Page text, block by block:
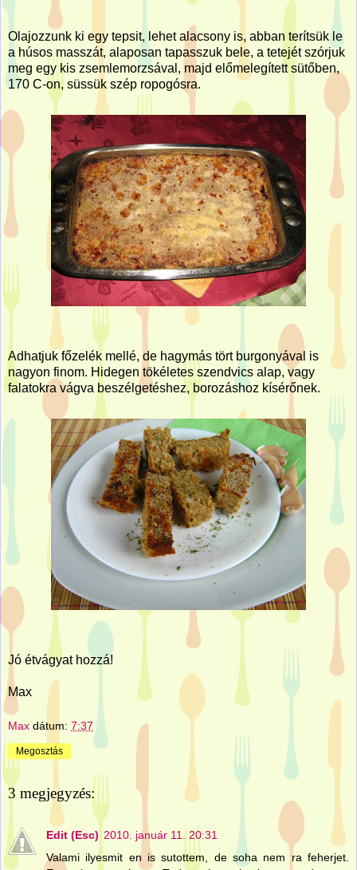
Olajozzunk ki egy tepsit, lehet alacsony is, abban terítsük le
a húsos masszát, alaposan tapasszuk bele, a tetejét szórjuk
meg egy kis zsemlemorzsával, majd előmelegített sütőben,
170 C-on, süssük szép ropogósra.
Adhatjuk főzelék mellé, de hagymás tört burgonyával is
nagyon finom. Hidegen tökéletes szendvics alap, vagy
falatokra vágva beszélgetéshez, borozáshoz kísérőnek.
Jó étvágyat hozzá!
Max
Max dátum: 7:37
Megosztás
3 megjegyzés:
Edit (Esc) 2010. január 11. 20:31
Valami ilyesmit en is sutottem, de soha nem ra feherjet.